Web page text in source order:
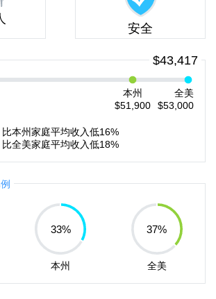
安全
$43,417
本州
$51,900
全美
$53,000
比本州家庭平均收入低16%
比全美家庭平均收入低18%
33%
本州
37%
全美